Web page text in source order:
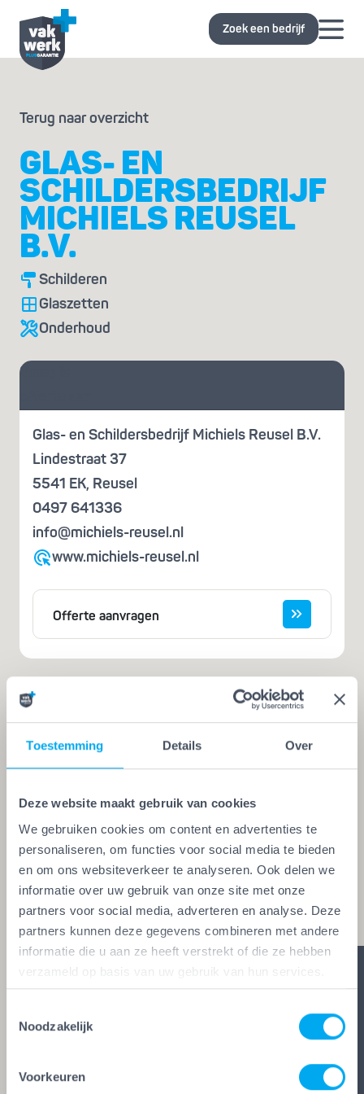
Toestemming Details Over
Deze website maakt gebruik van cookies
We gebruiken cookies om content en advertenties te
personaliseren, om functies voor social media te bieden
en om ons websiteverkeer te analyseren. Ook delen we
informatie over uw gebruik van onze site met onze
partners voor social media, adverteren en analyse. Deze
partners kunnen deze gegevens combineren met andere
informatie die u aan ze heeft verstrekt of die ze hebben
verzameld op basis van uw gebruik van hun services.
Noodzakelijk
Voorkeuren
Zoek een bedrijf
Terug naar overzicht
GLAS- EN
SCHILDERSBEDRIJF
MICHIELS REUSEL
B.V.
Schilderen
Glaszetten
Onderhoud
Vraag je
Glas- en Schildersbedrijf Michiels Reusel B.V.
Lindestraat 37
5541 EK, Reusel
0497 641336
info@michiels-reusel.nl
www.michiels-reusel.nl
Offerte aanvragen
Iemand die zegt dat hij het kan, is nog
geen vakman
Een echte vakman of -vrouw herken je aan de
kwaliteitskeurmerk voor schilders, behangers,
glaszetters en onderhoudsbedrijven. Alleen wie
aan de strengste kwaliteitseisen voldoet, mag het
keurmerk voeren. Zo ben je zeker van vakwerk,
duidelijke afspraken en zes glasheldere garanties.